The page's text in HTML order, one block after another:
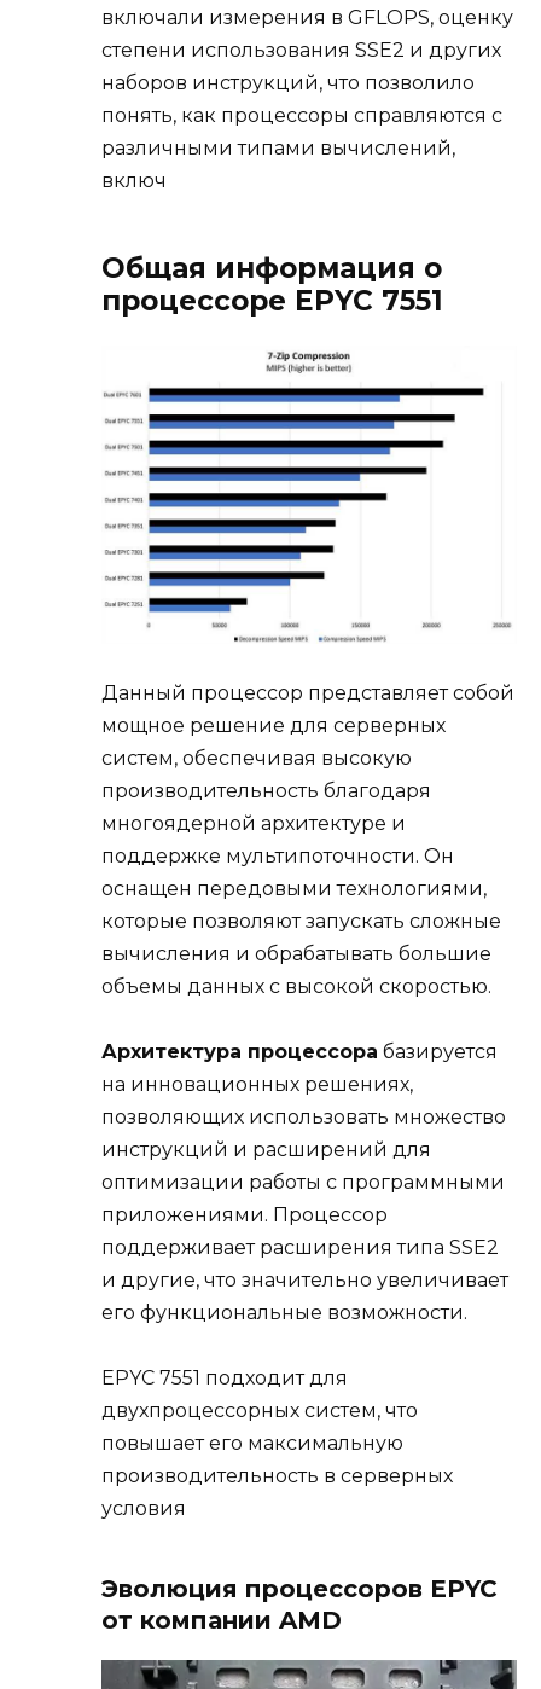
включали измерения в GFLOPS, оценку
степени использования SSE2 и других
наборов инструкций, что позволило
понять, как процессоры справляются с
различными типами вычислений,
включ
Общая информация о
процессоре EPYC 7551
Данный процессор представляет собой
мощное решение для серверных
систем, обеспечивая высокую
производительность благодаря
многоядерной архитектуре и
поддержке мультипоточности. Он
оснащен передовыми технологиями,
которые позволяют запускать сложные
вычисления и обрабатывать большие
объемы данных с высокой скоростью.
Архитектура процессора базируется
на инновационных решениях,
позволяющих использовать множество
инструкций и расширений для
оптимизации работы с программными
приложениями. Процессор
поддерживает расширения типа SSE2
и другие, что значительно увеличивает
его функциональные возможности.
EPYC 7551 подходит для
двухпроцессорных систем, что
повышает его максимальную
производительность в серверных
условия
Эволюция процессоров EPYC
от компании AMD